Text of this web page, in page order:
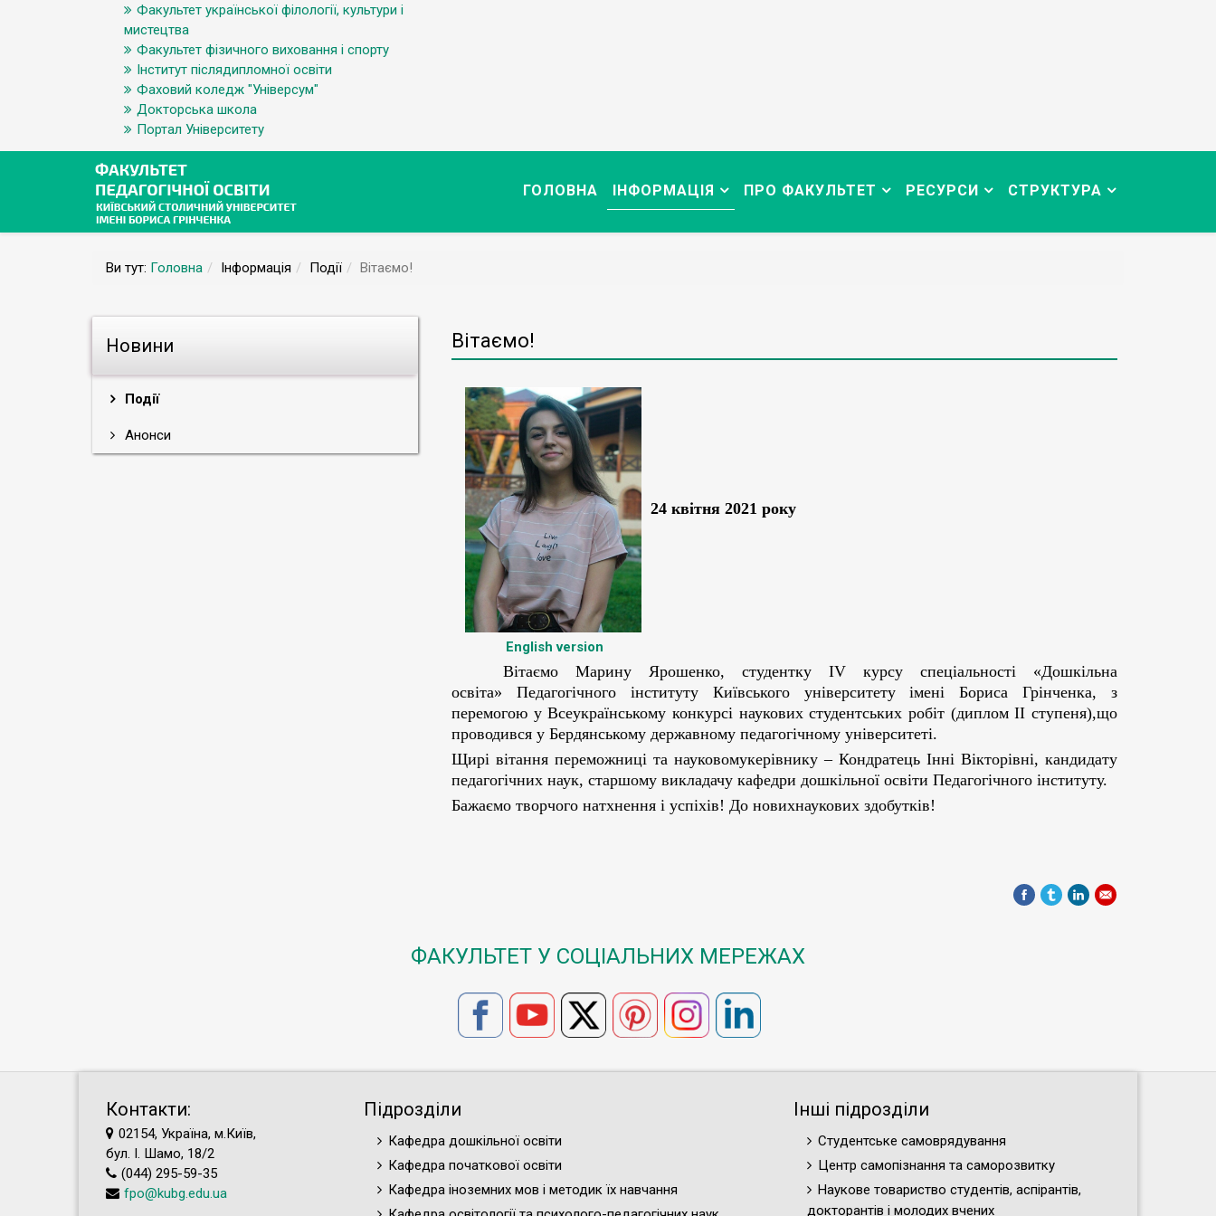
Факультет української філології, культури і
мистецтва
Факультет фізичного виховання і спорту
Інститут післядипломної освіти
Фаховий коледж "Універсум"
Докторська школа
Портал Університету
ГОЛОВНА ІНФОРМАЦІЯ ПРО ФАКУЛЬТЕТ РЕСУРСИ СТРУКТУРА
Ви тут: Головна Інформація Події Вітаємо!
Новини
Події
Анонси
Вітаємо!
24 квітня 2021 року
English version
Вітаємо Марину Ярошенко, студентку ІV курсу спеціальності «Дошкільна
освіта» Педагогічного інституту Київського університету імені Бориса Грінченка, з
перемогою у Всеукраїнському конкурсі наукових студентських робіт (диплом ІІ ступеня),що
проводився у Бердянському державному педагогічному університеті.
Щирі вітання переможниці та науковомукерівнику – Кондратець Інні Вікторівні, кандидату
педагогічних наук, старшому викладачу кафедри дошкільної освіти Педагогічного інституту.
Бажаємо творчого натхнення і успіхів! До новихнаукових здобутків!
ФАКУЛЬТЕТ У СОЦІАЛЬНИХ МЕРЕЖАХ
Контакти:
02154, Україна, м.Київ,
бул. І. Шамо, 18/2
(044) 295-59-35
fpo@kubg.edu.ua
Підрозділи
Кафедра дошкільної освіти
Кафедра початкової освіти
Кафедра іноземних мов і методик їх навчання
Інші підрозділи
Студентське самоврядування
Центр самопізнання та саморозвитку
Наукове товариство студентів, аспірантів,
докторантів і молодих вчених